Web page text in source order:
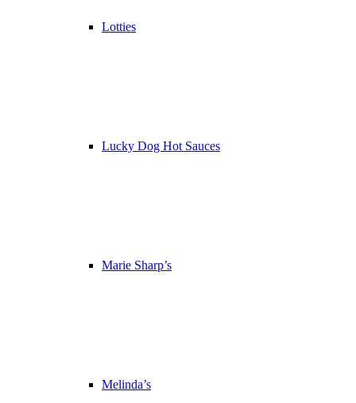
Lotties
Lucky Dog Hot Sauces
Marie Sharp’s
Melinda’s